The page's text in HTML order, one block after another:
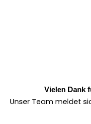
Vielen Dank
Unser Team meldet